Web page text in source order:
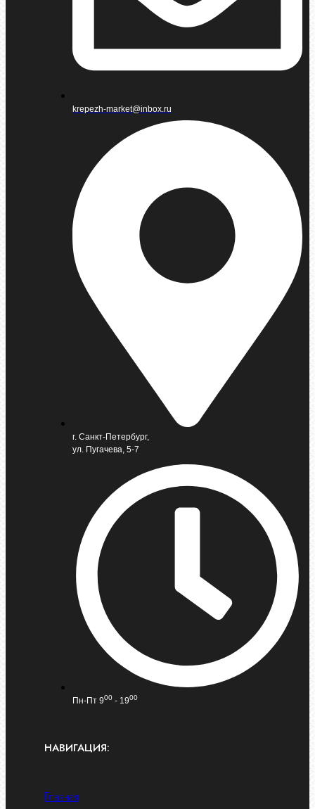
krepezh-market@inbox.ru
г. Санкт-Петербург,
ул. Пугачева, 5-7
Пн-Пт 900 - 1900
НАВИГАЦИЯ:
Главная